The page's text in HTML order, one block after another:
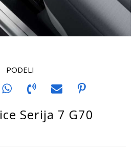
PODELI
Serija 7 G70